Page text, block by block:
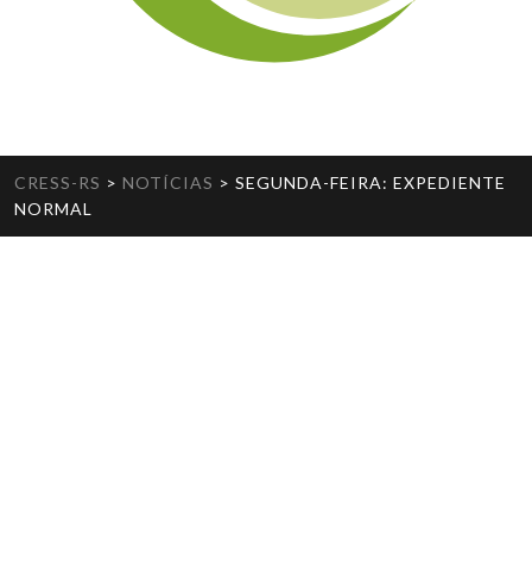
CRESS-RS > NOTÍCIAS > SEGUNDA-FEIRA: EXPEDIENTE
NORMAL